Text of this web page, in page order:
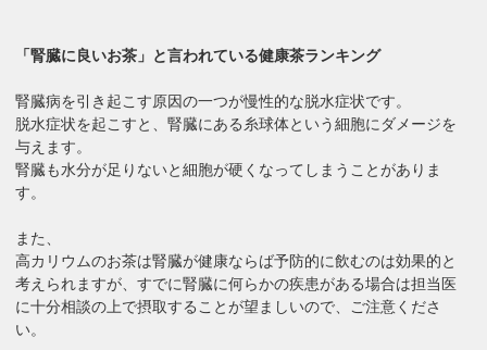
「腎臓に良いお茶」と言われている健康茶ランキング
腎臓病を引き起こす原因の一つが慢性的な脱水症状です。
脱水症状を起こすと、腎臓にある糸球体という細胞にダメージを
与えます。
腎臓も水分が足りないと細胞が硬くなってしまうことがありま
す。
また、
高カリウムのお茶は腎臓が健康ならば予防的に飲むのは効果的と
考えられますが、すでに腎臓に何らかの疾患がある場合は担当医
に十分相談の上で摂取することが望ましいので、ご注意くださ
い。